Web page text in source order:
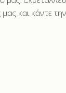
και κάντε